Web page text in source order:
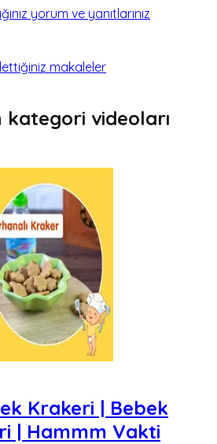
yorum ve yanıtlarınız
makaleler
kategori videoları
Krakeri | Bebek
| Hammm Vakti